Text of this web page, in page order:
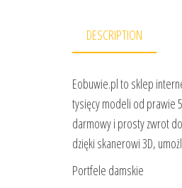
DESCRIPTION
Eobuwie.pl to sklep
tysięcy modeli od prawie
darmowy i prosty zwrot
dzięki skanerowi 3D,
Portfele damskie